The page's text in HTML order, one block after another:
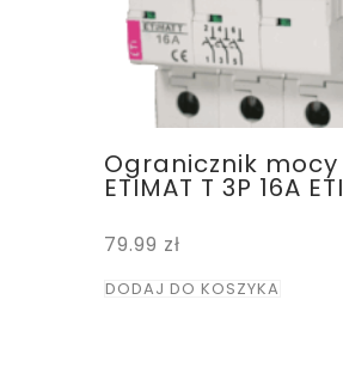
Ogranicznik mocy
ETIMAT T 3P 16A ETI
79.99 zł
DODAJ DO KOSZYKA